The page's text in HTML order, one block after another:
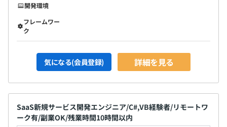
開発環境
フレームワー
ク
気になる(会員登録) 詳細を見る
SaaS新規サービス開発エンジニア/C#,VB経験者/リモートワ
ーク有/副業OK/残業時間10時間以内